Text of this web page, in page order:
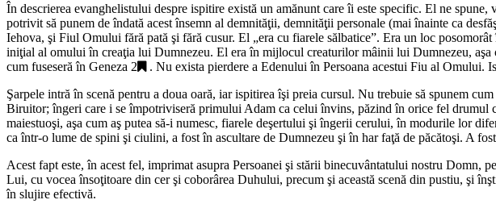
În descrierea evanghelistului despre ispitire există un amănunt care îi este specific. El ne
potrivit să punem de îndată acest însemn al demnităţii, demnităţii personale (mai înainte ca
Iehova, şi Fiul Omului fără pată şi fără cusur. El „era cu fiarele sălbatice”. Era un loc
iniţial al omului în creaţia lui Dumnezeu. El era în mijlocul creaturilor mâinii lui Dumnezeu,
cum fuseseră în Geneza 2 . Nu exista pierdere a Edenului în Persoana acestui Fiu al Omului.
Şarpele intră în scenă pentru a doua oară, iar ispitirea îşi preia cursul. Nu trebuie să spunem cum
Biruitor; îngeri care i se împotriviseră primului Adam ca celui învins, păzind în orice fel drumul
maiestuoşi, aşa cum aş putea să-i numesc, fiarele deşertului şi îngerii cerului, în modurile lor
ca într-o lume de spini şi ciulini, a fost în ascultare de Dumnezeu şi în har faţă de păcătoşi. A
Acest fapt este, în acest fel, imprimat asupra Persoanei şi stării binecuvântatului nostru Domn,
Lui, cu vocea însoţitoare din cer şi coborârea Duhului, precum şi această scenă din pustiu, şi
în slujire efectivă.